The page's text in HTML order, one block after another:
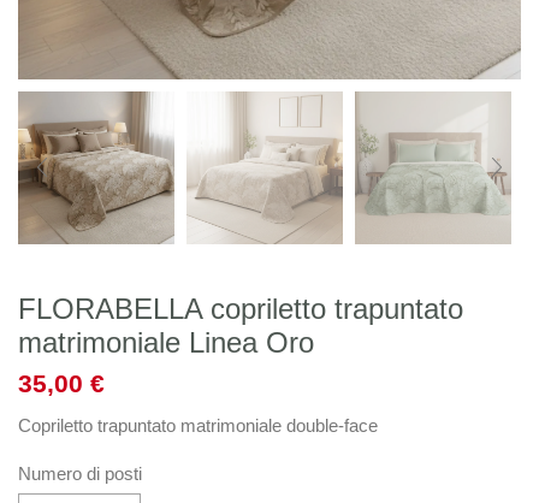
FLORABELLA copriletto trapuntato
matrimoniale Linea Oro
35,00 €
Copriletto trapuntato matrimoniale double-face
Numero di posti